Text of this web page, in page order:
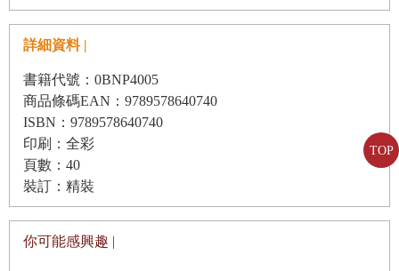
TOP
詳細資料 |
書籍代號：0BNP4005
商品條碼EAN：9789578640740
ISBN：9789578640740
印刷：全彩
頁數：40
裝訂：精裝
你可能感興趣 |